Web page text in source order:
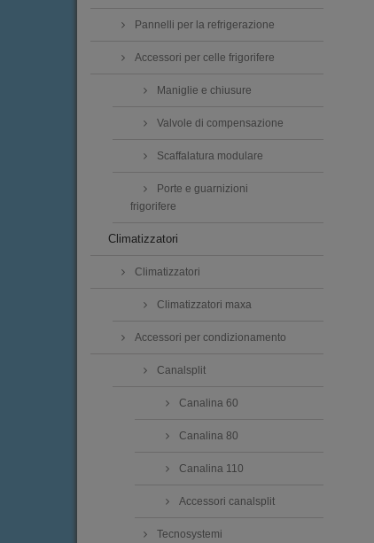
Pannelli per la refrigerazione
Accessori per celle frigorifere
Maniglie e chiusure
Valvole di compensazione
Scaffalatura modulare
Porte e guarnizioni
frigorifere
Climatizzatori
Climatizzatori
Climatizzatori maxa
Accessori per condizionamento
Canalsplit
Canalina 60
Canalina 80
Canalina 110
Accessori canalsplit
Tecnosystemi